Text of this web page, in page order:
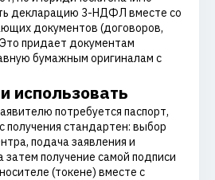
декларацию 3-НДФЛ вместе со
документов (договоров,
придает документам
бумажным оригиналам с
использовать
потребуется паспорт,
стандартен: выбор
подача заявления и
затем получение самой подписи
(токене) вместе с